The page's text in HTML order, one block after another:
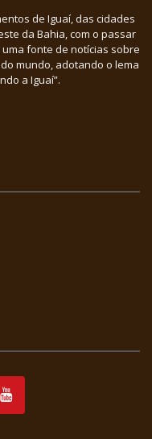
de Iguaí, das cidades
da Bahia, com o passar
fonte de notícias sobre
mundo, adotando o lema
a Iguaí”.